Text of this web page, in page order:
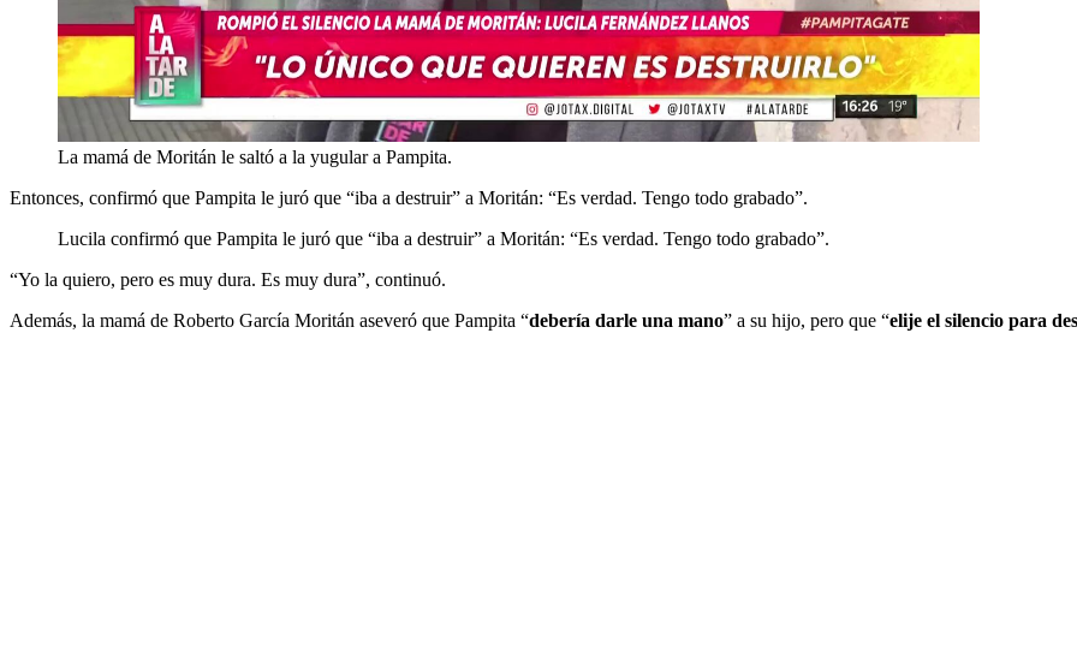
La mamá de Moritán le saltó a la yugular a Pampita.
Entonces, confirmó que Pampita le juró que “iba a destruir” a Moritán: “Es verdad. Tengo todo grabado”.
Lucila confirmó que Pampita le juró que “iba a destruir” a Moritán: “Es verdad. Tengo todo grabado”.
“Yo la quiero, pero es muy dura. Es muy dura”, continuó.
Además, la mamá de Roberto García Moritán aseveró que Pampita “debería darle una mano” a su hijo, pero que “elije el silencio para